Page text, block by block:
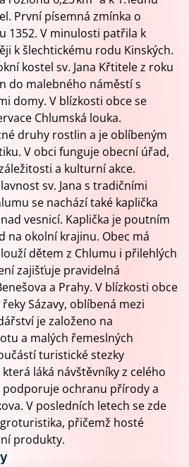
První písemná zmínka o
1352. V minulosti patřila k
k šlechtickému rodu Kinských.
kostel sv. Jana Křtitele z roku
do malebného náměstí s
domy. V blízkosti obce se
Chlumská louka.
druhy rostlin a je oblíbeným
V obci funguje obecní úřad,
a kulturní akce.
sv. Jana s tradičními
se nachází také kaplička
vesnicí. Kaplička je poutním
na okolní krajinu. Obec má
dětem z Chlumu i přilehlých
zajišťuje pravidelná
a Prahy. V blízkosti obce
Sázavy, oblíbená mezi
je založeno na
a malých řemeslných
turistické stezky
která láká návštěvníky z celého
podporuje ochranu přírody a
V posledních letech se zde
přičemž hosté
produkty.